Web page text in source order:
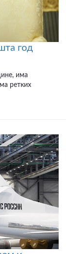
год
има
ретких